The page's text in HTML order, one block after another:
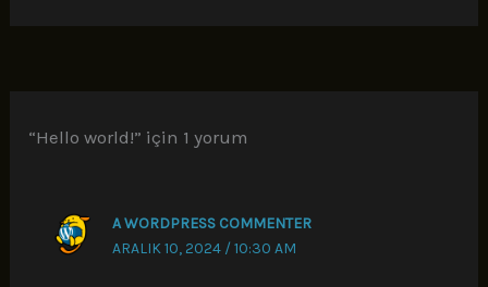
“Hello world!” için 1 yorum
A WORDPRESS COMMENTER
ARALIK 10, 2024 / 10:30 AM